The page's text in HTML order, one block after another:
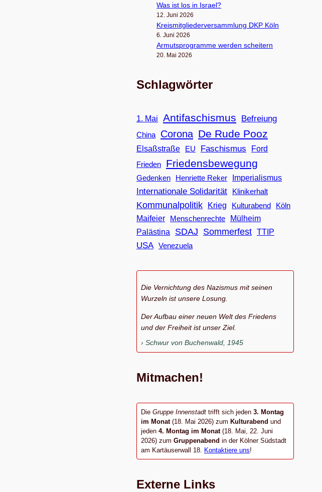
Was ist los in Israel?
12. Juni 2026
Kreis­mit­glie­der­ver­samm­lung DKP Köln
6. Juni 2026
Armuts­pro­gramme wer­den scheitern
20. Mai 2026
Schlagwörter
1. Mai Antifaschismus Befreiung
China Corona De Rude Pooz
Elsaßstraße EU Faschismus
Ford
Frieden
Friedensbewegung
Gedenken Henriette Reker Imperialismus
Internationale Solidarität Klinikerhalt
Kommunalpolitik Krieg Kulturabend
Köln
Maifeier
Menschenrechte
Mülheim
Palästina
SDAJ Sommerfest TTIP
USA Venezuela
Die Vernichtung des Nazismus mit seinen
Wurzeln ist unsere Losung.
Der Aufbau einer neuen Welt des Friedens
und der Freiheit ist unser Ziel.
Schwur von Buchenwald, 1945
Mitmachen!
Die Gruppe Innenstadt trifft sich jeden 3. Montag
im Monat (18. Mai 2026) zum Kulturabend und
jeden 4. Montag im Monat(18. Mai, 22. Juni
2026) zum Gruppenabend in der Kölner Südstadt
am Kartäuserwall 18. Kontaktiere uns!
Externe Links